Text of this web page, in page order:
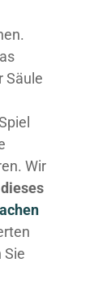
Säule
Wir
dieses
Sie